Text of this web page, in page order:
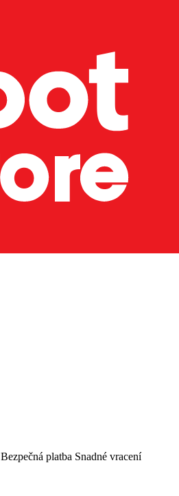
Bezpečná platba Snadné vracení